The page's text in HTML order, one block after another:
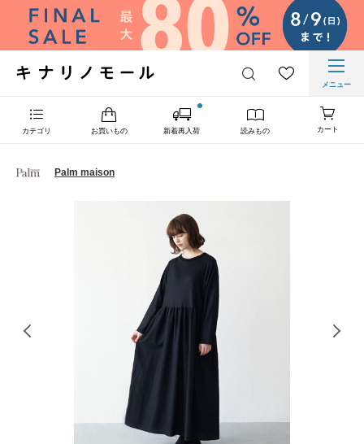
メニュー
カテゴリ お買いもの 新着再入荷 読みもの カート
Palm maison